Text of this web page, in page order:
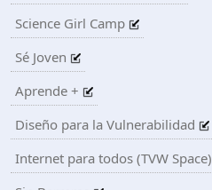
Science Girl Camp
Sé Joven
Aprende +
Diseño para la Vulnerabilidad
Internet para todos (TVW Space)